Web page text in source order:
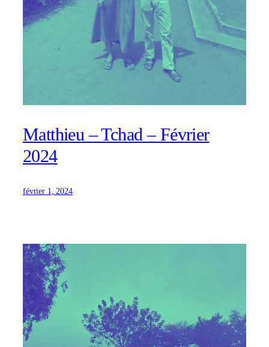
Matthieu – Tchad – Février
2024
février 1, 2024